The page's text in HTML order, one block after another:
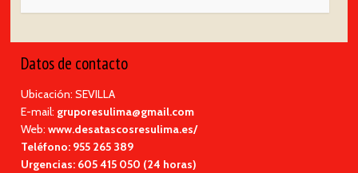
Datos de contacto
Ubicación: SEVILLA
E-mail: gruporesulima@gmail.com
Web: www.desatascosresulima.es/
Teléfono: 955 265 389
Urgencias: 605 415 050 (24 horas)